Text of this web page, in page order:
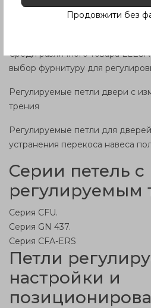
ТРЕНИЕМ,
ПРИМЕНЕНИЕ.
Среди различноготовараЕLESA
выбор фурнитуру для
Регулируемые петли двери с
трения
Регулируемые петли для дверей
устранения перекоса навеса
Серии петель с
регулируемым
Серия CFU.
Серия GN 437.
Серия CFA-ERS
Петли
настройки и
Продовжити без